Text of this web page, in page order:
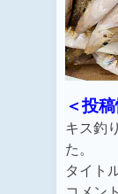
＜投
キス釣
た。
タイト